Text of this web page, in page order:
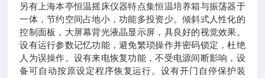
另有上海本亭恒温摇床仪器特点集恒温培养箱与振荡器于
一体，节约空间占地小，功能多投资少。倾斜式人性化的
控制面板，大屏幕背光液晶显示屏，具良好的视觉效果。
设有运行参数记忆功能，避免繁琐操作并密码锁定，杜绝
人为误操作。设有来电恢复功能，不受电源间断影响，设
备可自动按原设定程序恢复运行。设有开门自停保护装